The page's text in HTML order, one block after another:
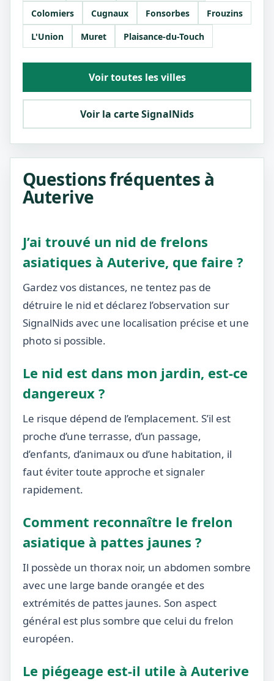
Colomiers
Cugnaux Fonsorbes
Frouzins
L'Union
Muret Plaisance-du-Touch
Voir toutes les villes
Voir la carte SignalNids
Questions fréquentes à
Auterive
J’ai trouvé un nid de frelons
asiatiques à Auterive, que faire ?
Gardez vos distances, ne tentez pas de
détruire le nid et déclarez l’observation sur
SignalNids avec une localisation précise et une
photo si possible.
Le nid est dans mon jardin, est-ce
dangereux ?
Le risque dépend de l’emplacement. S’il est
proche d’une terrasse, d’un passage,
d’enfants, d’animaux ou d’une habitation, il
faut éviter toute approche et signaler
rapidement.
Comment reconnaître le frelon
asiatique à pattes jaunes ?
Il possède un thorax noir, un abdomen sombre
avec une large bande orangée et des
extrémités de pattes jaunes. Son aspect
général est plus sombre que celui du frelon
européen.
Le piégeage est-il utile à Auterive